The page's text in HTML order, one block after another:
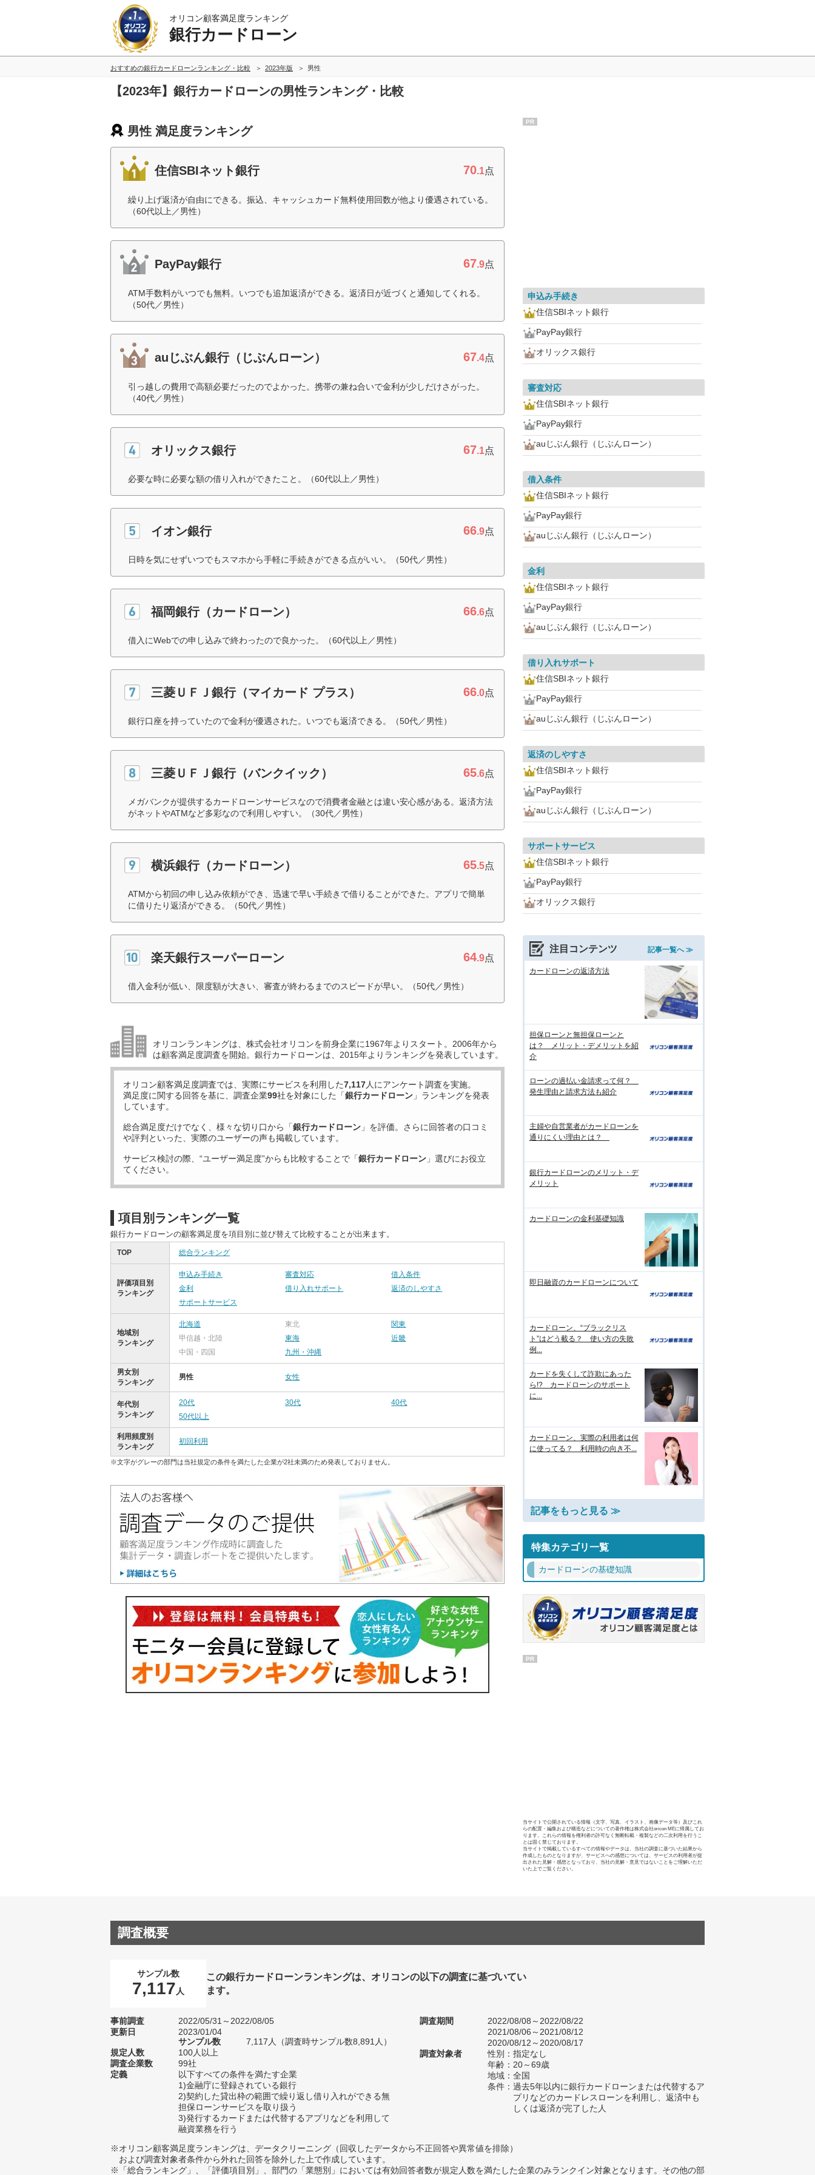
オリコン顧客満足度ランキング
銀行カードローン
おすすめの銀行カードローンランキング・比較 2023年版 男性
【2023年】銀行カードローンの男性ランキング・比較
男性 満足度ランキング
住信SBIネット銀行 70.1点
繰り上げ返済が自由にできる。振込、キャッシュカード無料使用回数が他より優遇されている。
（60代以上／男性）
PayPay銀行 67.9点
ATM手数料がいつでも無料。いつでも追加返済ができる。返済日が近づくと通知してくれる。
（50代／男性）
auじぶん銀行（じぶんローン） 67.4点
引っ越しの費用で高額必要だったのでよかった。携帯の兼ね合いで金利が少しだけさがった。
（40代／男性）
オリックス銀行 67.1点
必要な時に必要な額の借り入れができたこと。（60代以上／男性）
イオン銀行 66.9点
日時を気にせずいつでもスマホから手軽に手続きができる点がいい。（50代／男性）
福岡銀行（カードローン） 66.6点
借入にWebでの申し込みで終わったので良かった。（60代以上／男性）
三菱ＵＦＪ銀行（マイカード プラス） 66.0点
銀行口座を持っていたので金利が優遇された。いつでも返済できる。（50代／男性）
三菱ＵＦＪ銀行（バンクイック） 65.6点
メガバンクが提供するカードローンサービスなので消費者金融とは違い安心感がある。返済方法
がネットやATMなど多彩なので利用しやすい。（30代／男性）
横浜銀行（カードローン） 65.5点
ATMから初回の申し込み依頼ができ、迅速で早い手続きで借りることができた。アプリで簡単
に借りたり返済ができる。（50代／男性）
楽天銀行スーパーローン 64.9点
借入金利が低い、限度額が大きい、審査が終わるまでのスピードが早い。（50代／男性）
オリコンランキングは、株式会社オリコンを前身企業に1967年よりスタート。2006年から
は顧客満足度調査を開始。銀行カードローンは、2015年よりランキングを発表しています。
オリコン顧客満足度調査では、実際にサービスを利用した7,117人にアンケート調査を実施。
満足度に関する回答を基に、調査企業99社を対象にした「銀行カードローン 」ランキングを発表
しています。
総合満足度だけでなく、様々な切り口から「銀行カードローン 」を評価。さらに回答者の口コミ
や評判といった、実際のユーザーの声も掲載しています。
サービス検討の際、“ユーザー満足度”からも比較することで「銀行カードローン 」選びにお役立
てください。
項目別ランキング一覧
銀行カードローンの顧客満足度を項目別に並び替えて比較することが出来ます。
TOP 総合ランキング
評価項目別
ランキング
申込み手続き 審査対応
借入条件
金利
借り入れサポート
返済のしやすさ
サポートサービス
地域別
ランキング
北海道 東北
関東
甲信越・北陸
東海
近畿
中国・四国
九州・沖縄
男女別
ランキング
男性 女性
年代別
ランキング
20代 30代
40代
50代以上
利用頻度別
ランキング
初回利用
※文字がグレーの部門は当社規定の条件を満たした企業が2社未満のため発表しておりません。
PR
申込み手続き
住信SBIネット銀行
PayPay銀行
オリックス銀行
審査対応
住信SBIネット銀行
PayPay銀行
auじぶん銀行（じぶんローン）
借入条件
住信SBIネット銀行
PayPay銀行
auじぶん銀行（じぶんローン）
金利
住信SBIネット銀行
PayPay銀行
auじぶん銀行（じぶんローン）
借り入れサポート
住信SBIネット銀行
PayPay銀行
auじぶん銀行（じぶんローン）
返済のしやすさ
住信SBIネット銀行
PayPay銀行
auじぶん銀行（じぶんローン）
サポートサービス
住信SBIネット銀行
PayPay銀行
オリックス銀行
注目コンテンツ 記事一覧へ ≫
カードローンの返済方法
担保ローンと無担保ローンと
は？ メリット・デメリットを紹
介
ローンの過払い金請求って何？
発生理由と請求方法も紹介
主婦や自営業者がカードローンを
通りにくい理由とは？
銀行カードローンのメリット・デ
メリット
カードローンの金利基礎知識
即日融資のカードローンについて
カードローン、“ブラックリス
ト”はどう載る？ 使い方の失敗
例...
カードを失くして詐欺にあった
ら!? カードローンのサポート
に...
カードローン、実際の利用者は何
に使ってる？ 利用時の向き不...
記事をもっと見る ≫
特集カテゴリ一覧
カードローンの基礎知識
PR
当サイトで公開されている情報（文字、写真、イラスト、画像データ等）及びこれ
らの配置・編集および構造などについての著作権は株式会社oricon MEに帰属してお
ります。これらの情報を権利者の許可なく無断転載・複製などの二次利用を行うこ
とは固く禁じております。
当サイトで掲載しているすべての情報やデータは、当社の調査に基づいた結果から
作成したものとなりますが、サービスへの感想については、サービスの利用者が提
出された見解・感想となっており、当社の見解・意見ではないことをご理解いただ
いた上でご覧ください。
調査概要
サンプル数
7,117 人
この銀行カードローンランキングは、オリコンの以下の調査に基づいてい
ます。
事前調査
2022/05/31～2022/08/05
更新日
2023/01/04
サンプル数
7,117人（調査時サンプル数8,891人）
規定人数
100人以上
調査企業数
99社
定義
以下すべての条件を満たす企業
1)金融庁に登録されている銀行
2)契約した貸出枠の範囲で繰り返し借り入れができる無
担保ローンサービスを取り扱う
3)発行するカードまたは代替するアプリなどを利用して
融資業務を行う
調査期間
2022/08/08～2022/08/22
2021/08/06～2021/08/12
2020/08/12～2020/08/17
調査対象者
性別：指定なし
年齢：20～69歳
地域：全国
条件：過去5年以内に銀行カードローンまたは代替するア
プリなどのカードレスローンを利用し、返済中も
しくは返済が完了した人
※オリコン顧客満足度ランキングは、データクリーニング（回収したデータから不正回答や異常値を排除）
および調査対象者条件から外れた回答を除外した上で作成しています。
※「総合ランキング」、「評価項目別」、部門の「業態別」においては有効回答者数が規定人数を満たした企業のみランクイン対象となります。その他の部